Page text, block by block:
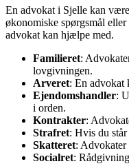
En advokat i Sjelle kan
økonomiske spørgsmål
advokat kan hjælpe med.
Familieret:
lovgivningen.
Arveret: En advokat
Ejendomshandler:
i orden.
Kontrakter:
Strafret: Hvis du
Skatteret: Advokater
Socialret: